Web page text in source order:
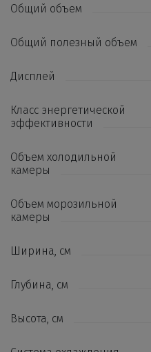
Общий объем
Общий полезный объем
Дисплей
Класс энергетической
эффективности
Объем холодильной
камеры
Объем морозильной
камеры
Ширина, см
Глубина, см
Высота, см